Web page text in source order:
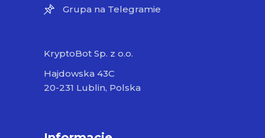
Grupa na Telegramie
KryptoBot Sp. z o.o.
Hajdowska 43C
20-231 Lublin, Polska